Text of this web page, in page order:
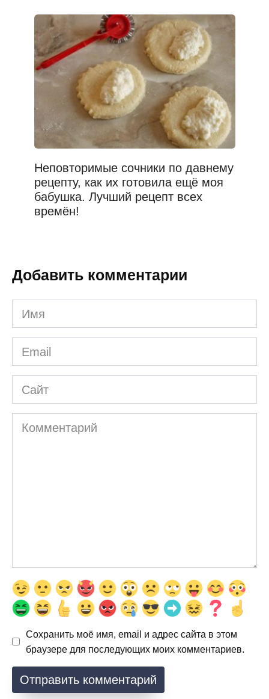
Неповторимые сочники по давнему
рецепту, как их готовила ещё моя
бабушка. Лучший рецепт всех
времён!
Добавить комментарии
Имя
*
Email
*
Сайт
Комментарий
Сохранить моё имя, email и адрес сайта в этом
браузере для последующих моих комментариев.